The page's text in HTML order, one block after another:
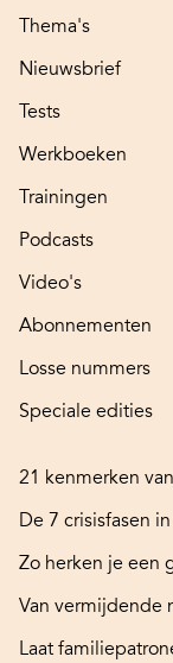
Thema's
Nieuwsbrief
Tests
Werkboeken
Trainingen
Podcasts
Video's
Abonnementen
Losse nummers
Speciale edities
21 kenmerken
De 7 crisisfasen
Zo herken je een
Van vermijdende
Laat